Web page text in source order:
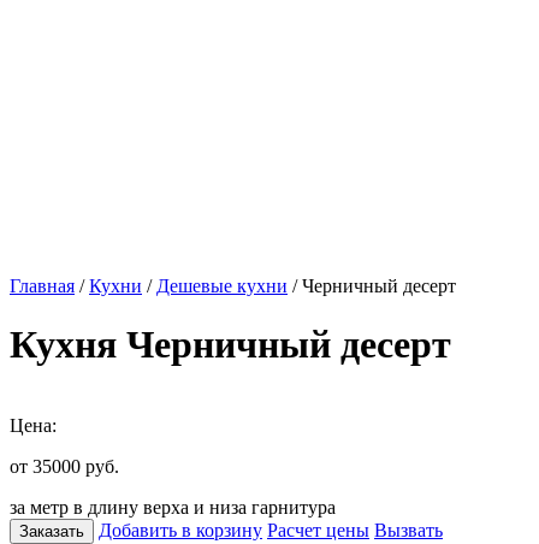
Главная /Кухни / Дешевые кухни / Черничный десерт
Кухня Черничный десерт
Цена:
от 35000 руб.
за метр в длину верха и низа гарнитура
Заказать Добавить в корзину Расчет цены Вызвать